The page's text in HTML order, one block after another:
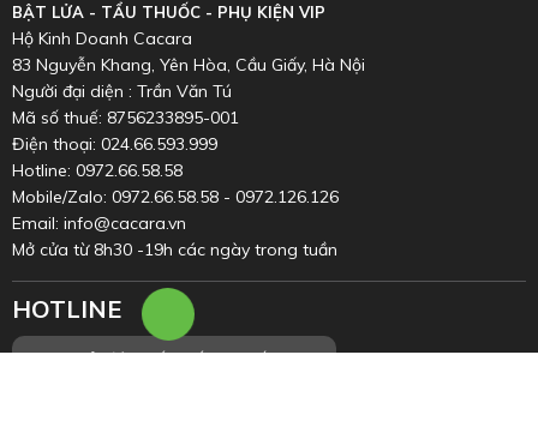
BẬT LỬA - TẨU THUỐC - PHỤ KIỆN VIP
Hộ Kinh Doanh Cacara
83 Nguyễn Khang, Yên Hòa, Cầu Giấy, Hà Nội
Người đại diện : Trần Văn Tú
Mã số thuế: 8756233895-001
Điện thoại: 024.66.593.999
Hotline: 0972.66.58.58
Mobile/Zalo: 0972.66.58.58 - 0972.126.126
Email: info@cacara.vn
Mở cửa từ 8h30 -19h các ngày trong tuần
HOTLINE
Giải đáp thắc mắc & khiếu nại
Inbox
Chat
0972.66.58.58